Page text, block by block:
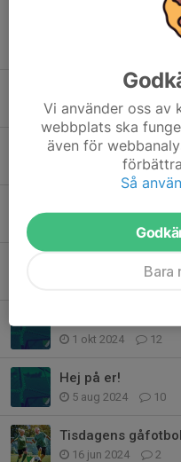
Inomhustid -
26 dec 2025 0
Info!
27 nov 2025 1
0
1 okt 2024 12
Hej på er!
5 aug 2024 10
Tisdagens
16 jun 2024 2
Vi använder oss
webbplats ska
även för
Så
Bara